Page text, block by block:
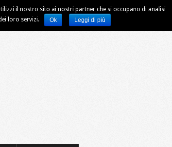
il nostro sito ai nostri partner che si occupano di analisi
loro servizi.
Ok Leggi di più